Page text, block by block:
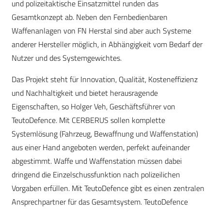
und polizeitaktische Einsatzmittel runden das
Gesamtkonzept ab. Neben den Fernbedienbaren
Waffenanlagen von FN Herstal sind aber auch Systeme
anderer Hersteller möglich, in Abhängigkeit vom Bedarf der
Nutzer und des Systemgewichtes.
Das Projekt steht für Innovation, Qualität, Kosteneffizienz
und Nachhaltigkeit und bietet herausragende
Eigenschaften, so Holger Veh, Geschäftsführer von
TeutoDefence. Mit CERBERUS sollen komplette
Systemlösung (Fahrzeug, Bewaffnung und Waffenstation)
aus einer Hand angeboten werden, perfekt aufeinander
abgestimmt. Waffe und Waffenstation müssen dabei
dringend die Einzelschussfunktion nach polizeilichen
Vorgaben erfüllen. Mit TeutoDefence gibt es einen zentralen
Ansprechpartner für das Gesamtsystem. TeutoDefence